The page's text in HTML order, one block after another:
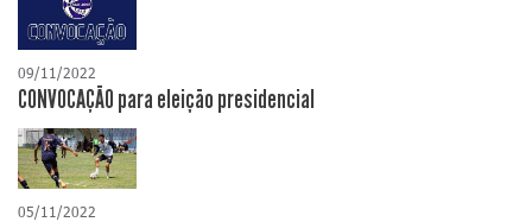
09/11/2022
CONVOCAÇÃO para eleição presidencial
05/11/2022